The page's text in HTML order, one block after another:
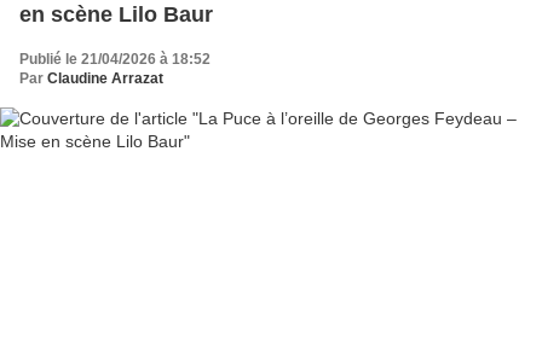
en scène Lilo Baur
Publié le 21/04/2026 à 18:52
Par Claudine Arrazat